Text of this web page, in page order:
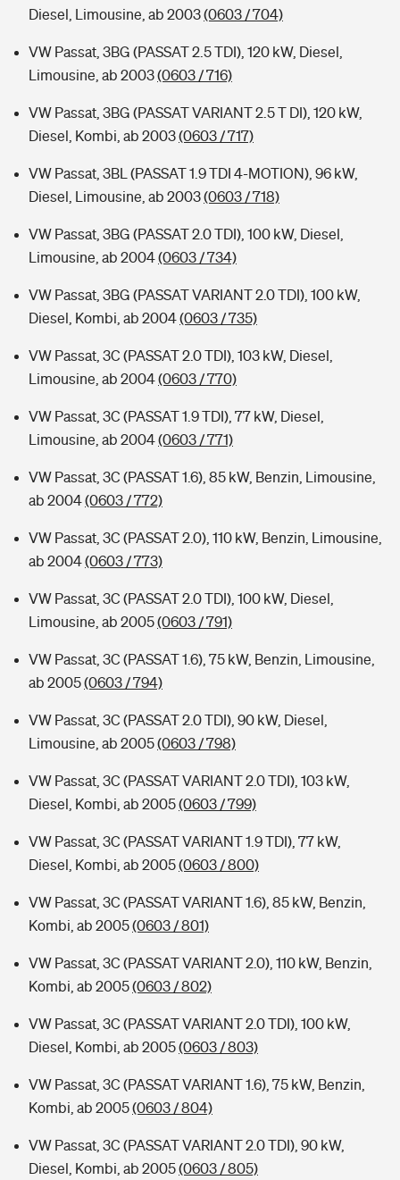
Diesel, Limousine, ab 2003(0603 / 704)
VW Passat, 3BG (PASSAT 2.5 TDI), 120 kW, Diesel,
Limousine, ab 2003(0603 / 716)
VW Passat, 3BG (PASSAT VARIANT 2.5 T DI), 120 kW,
Diesel, Kombi, ab 2003(0603 / 717)
VW Passat, 3BL (PASSAT 1.9 TDI 4-MOTION), 96 kW,
Diesel, Limousine, ab 2003(0603 / 718)
VW Passat, 3BG (PASSAT 2.0 TDI), 100 kW, Diesel,
Limousine, ab 2004(0603 / 734)
VW Passat, 3BG (PASSAT VARIANT 2.0 TDI), 100 kW,
Diesel, Kombi, ab 2004(0603 / 735)
VW Passat, 3C (PASSAT 2.0 TDI), 103 kW, Diesel,
Limousine, ab 2004(0603 / 770)
VW Passat, 3C (PASSAT 1.9 TDI), 77 kW, Diesel,
Limousine, ab 2004(0603 / 771)
VW Passat, 3C (PASSAT 1.6), 85 kW, Benzin, Limousine,
ab 2004(0603 / 772)
VW Passat, 3C (PASSAT 2.0), 110 kW, Benzin, Limousine,
ab 2004(0603 / 773)
VW Passat, 3C (PASSAT 2.0 TDI), 100 kW, Diesel,
Limousine, ab 2005(0603 / 791)
VW Passat, 3C (PASSAT 1.6), 75 kW, Benzin, Limousine,
ab 2005(0603 / 794)
VW Passat, 3C (PASSAT 2.0 TDI), 90 kW, Diesel,
Limousine, ab 2005(0603 / 798)
VW Passat, 3C (PASSAT VARIANT 2.0 TDI), 103 kW,
Diesel, Kombi, ab 2005(0603 / 799)
VW Passat, 3C (PASSAT VARIANT 1.9 TDI), 77 kW,
Diesel, Kombi, ab 2005(0603 / 800)
VW Passat, 3C (PASSAT VARIANT 1.6), 85 kW, Benzin,
Kombi, ab 2005(0603 / 801)
VW Passat, 3C (PASSAT VARIANT 2.0), 110 kW, Benzin,
Kombi, ab 2005(0603 / 802)
VW Passat, 3C (PASSAT VARIANT 2.0 TDI), 100 kW,
Diesel, Kombi, ab 2005(0603 / 803)
VW Passat, 3C (PASSAT VARIANT 1.6), 75 kW, Benzin,
Kombi, ab 2005(0603 / 804)
VW Passat, 3C (PASSAT VARIANT 2.0 TDI), 90 kW,
Diesel, Kombi, ab 2005(0603 / 805)